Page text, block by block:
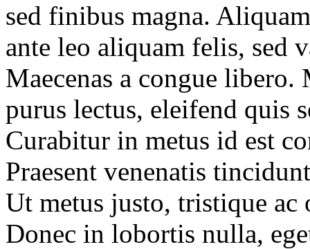
sed finibus magna.
ante leo aliquam felis, sed
Maecenas a congue
purus lectus, eleifend quis
Curabitur in metus id est
Praesent venenatis
Ut metus justo, tristique ac
Donec in lobortis nulla,